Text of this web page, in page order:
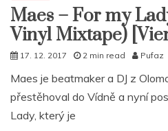
Maes – For my
Vinyl Mixtape)
17. 12. 2017 2 min read Pufaz
Maes je beatmaker a DJ z
přestěhoval do Vídně a nyní
Lady, který je